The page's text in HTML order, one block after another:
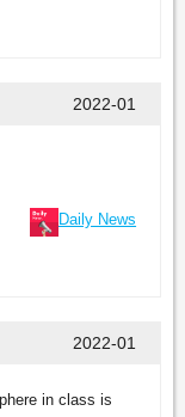
2022-01
Daily News
2022-01
in class is